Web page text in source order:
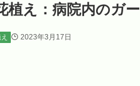
植え：病院内の
2023年3月17日